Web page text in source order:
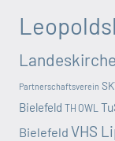
Landeskirche
Partnerschaftsverein
Bielefeld TH OWL
Bielefeld VHS